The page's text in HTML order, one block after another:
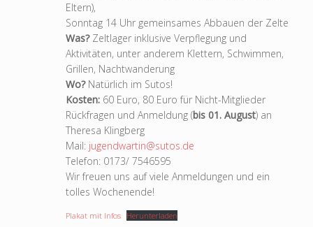
Eltern),
Sonntag 14 Uhr gemeinsames Abbauen der Zelte
Was?Zeltlager inklusive Verpflegung und
Aktivitäten, unter anderem Klettern, Schwimmen,
Grillen, Nachtwanderung
Wo?Natürlich im Sutos!
Kosten:60 Euro, 80 Euro für Nicht-Mitglieder
Rückfragen und Anmeldung (bis 01. August) an
Theresa Klingberg
Mail: jugendwartin@sutos.de
Telefon: 0173/ 7546595
Wir freuen uns auf viele Anmeldungen und ein
tolles Wochenende!
Plakat mit Infos Herunterladen